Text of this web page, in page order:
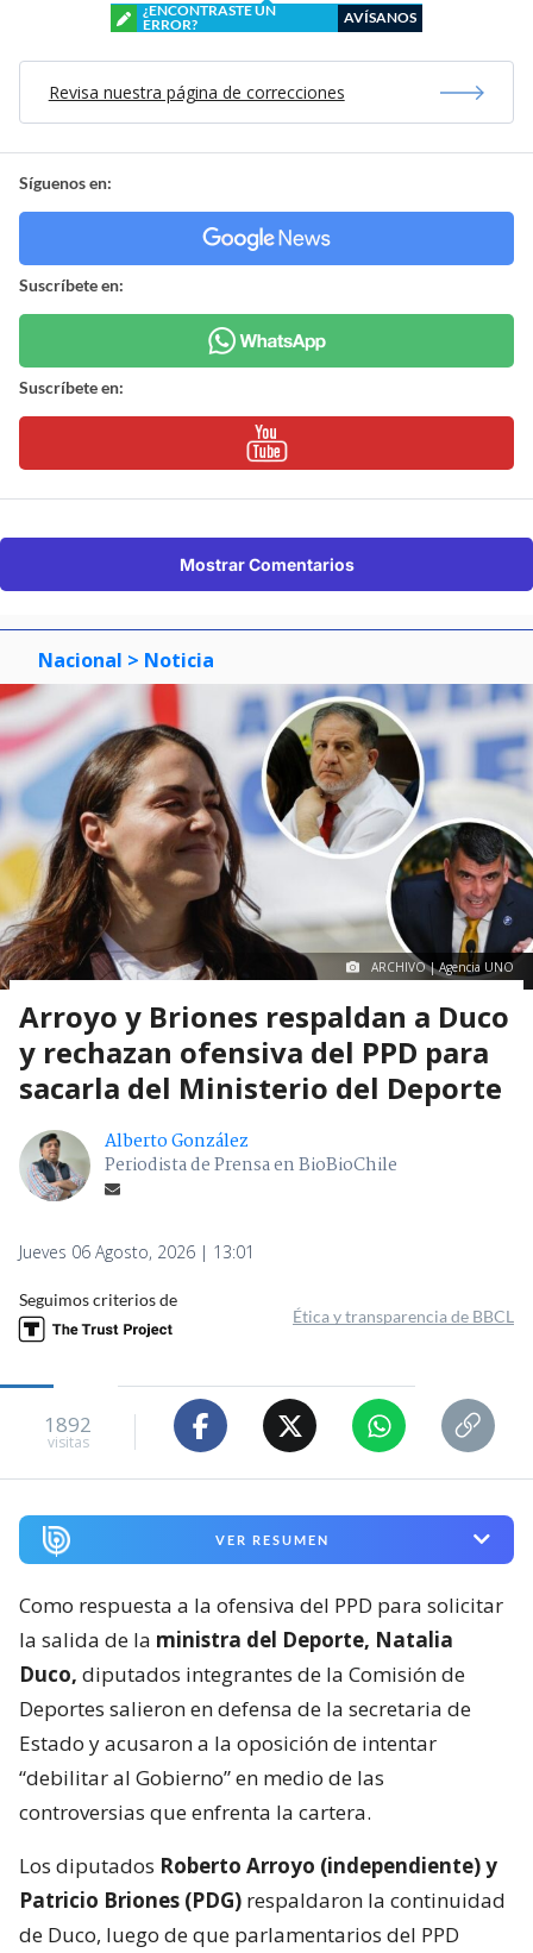
¿ENCONTRASTE UN
ERROR?
AVÍSANOS
Revisa nuestra página de correcciones
Síguenos en:
Suscríbete en:
Suscríbete en:
Mostrar Comentarios
Nacional > Noticia
ARCHIVO | Agencia UNO
Arroyo y Briones respaldan a Duco
y rechazan ofensiva del PPD para
sacarla del Ministerio del Deporte
Alberto González
Periodista de Prensa en BioBioChile
Jueves 06 Agosto, 2026 | 13:01
Seguimos criterios de
Ética y transparencia de BBCL
1892
visitas
VER RESUMEN
Como respuesta a la ofensiva del PPD para solicitar
la salida de la ministra del Deporte, Natalia
Duco, diputados integrantes de la Comisión de
Deportes salieron en defensa de la secretaria de
Estado y acusaron a la oposición de intentar
“debilitar al Gobierno” en medio de las
controversias que enfrenta la cartera.
Los diputados Roberto Arroyo (independiente) y
Patricio Briones (PDG) respaldaron la continuidad
de Duco, luego de que parlamentarios del PPD